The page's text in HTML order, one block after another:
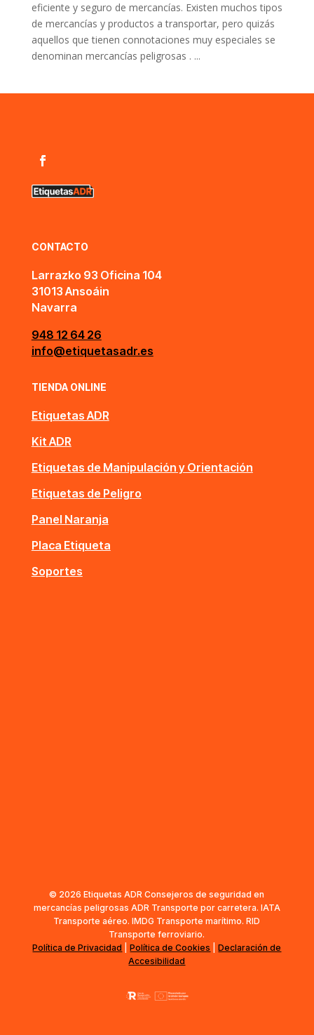
eficiente y seguro de mercancías. Existen muchos tipos
de mercancías y productos a transportar, pero quizás
aquellos que tienen connotaciones muy especiales se
denominan mercancías peligrosas . ...
CONTACTO
Larrazko 93 Oficina 104
31013 Ansoáin
Navarra
948 12 64 26
info@etiquetasadr.es
TIENDA ONLINE
Etiquetas ADR
Kit ADR
Etiquetas de Manipulación y Orientación
Etiquetas de Peligro
Panel Naranja
Placa Etiqueta
Soportes
© 2026 Etiquetas ADR Consejeros de seguridad en
mercancías peligrosas ADR Transporte por carretera. IATA
Transporte aéreo. IMDG Transporte marítimo. RID
Transporte ferroviario.
Política de Privacidad |Política de Cookies |Declaración de
Accesibilidad